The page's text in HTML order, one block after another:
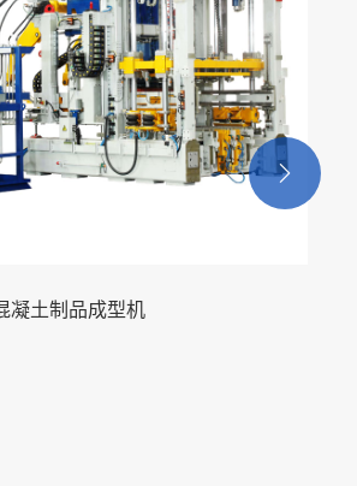
凝土制品成型机
